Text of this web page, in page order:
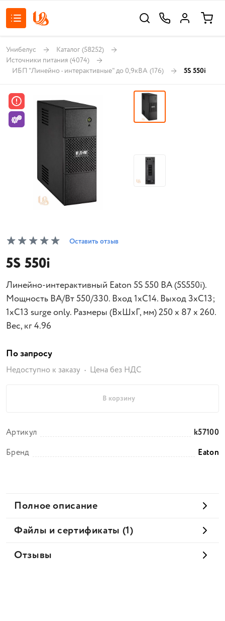
Унибелус Каталог (58252)
Источники питания (4074)
ИБП "Линейно - интерактивные" до 0,9кВА (176) 5S 550i
Оставить отзыв
5S 550i
Линейно-интерактивный Eaton 5S 550 ВА (5S550i).
Мощность ВА/Вт 550/330. Вход 1хC14. Выход 3хC13;
1хC13 surge only. Размеры (ВхШхГ, мм) 250 x 87 x 260.
Вес, кг 4.96
По запросу
Недоступно к заказу Цена без НДС
В корзину
Артикул
k57100
Бренд
Eaton
Полное описание
Файлы и сертификаты (1)
Отзывы